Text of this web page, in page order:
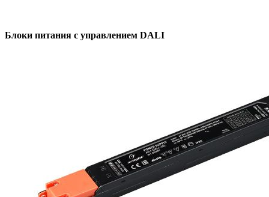
Блоки питания с управлением DALI